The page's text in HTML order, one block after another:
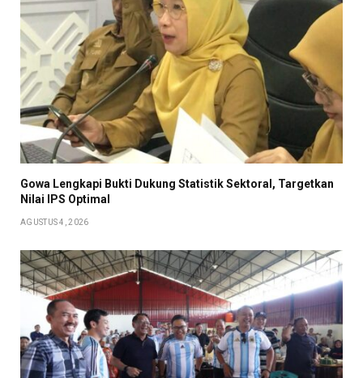
Gowa Lengkapi Bukti Dukung Statistik Sektoral, Targetkan
Nilai IPS Optimal
AGUSTUS 4, 2026